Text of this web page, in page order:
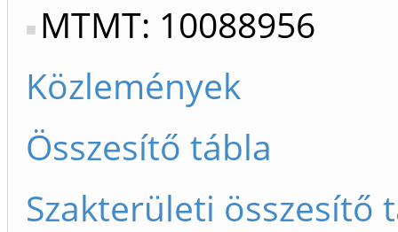
MTMT: 10088956
Közlemények
Összesítő tábla
Szakterületi összesítő